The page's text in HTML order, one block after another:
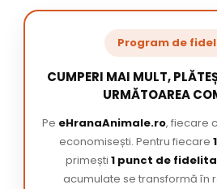
Program de
CUMPERI MAI MULT,
URMĂTOAREA
Pe eHranaAnimale.ro, fiecare
economisești. Pentru fiecare
primești 1 punct de
acumulate se transformă în